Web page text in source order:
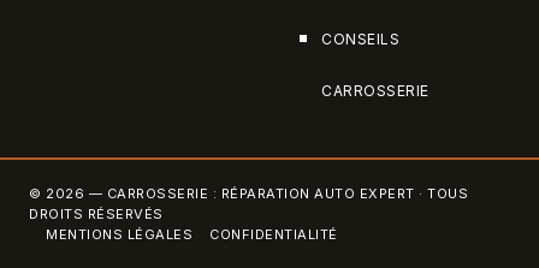
CONSEILS
CARROSSERIE
© 2026 — CARROSSERIE : RÉPARATION AUTO EXPERT · TOUS
DROITS RÉSERVÉS
MENTIONS LÉGALES
CONFIDENTIALITÉ